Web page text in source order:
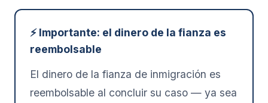
⚡ Importante: el dinero de la fianza es
reembolsable
El dinero de la fianza de inmigración es
reembolsable al concluir su caso — ya sea